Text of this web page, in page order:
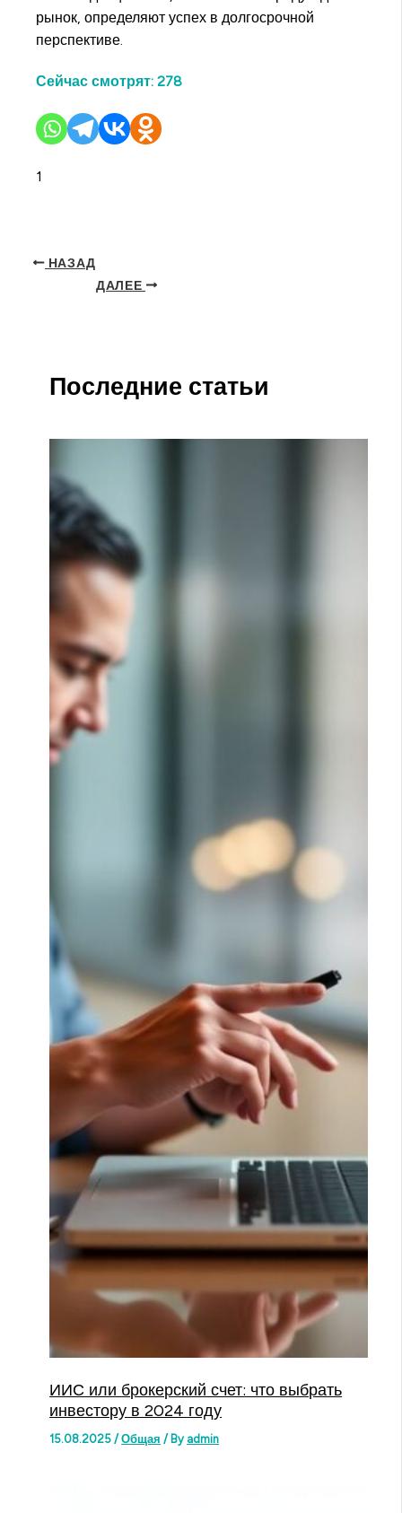
рынок, определяют успех в долгосрочной
перспективе.
Сейчас смотрят: 278
1
НАЗАД
ДАЛЕЕ
Последние статьи
ИИС или брокерский счет: что выбрать
инвестору в 2024 году
15.08.2025/Общая / By admin